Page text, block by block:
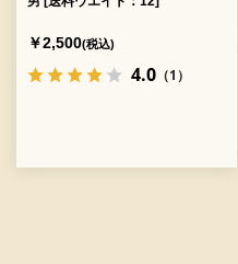
￥2,500(税込)
4.0 （1）